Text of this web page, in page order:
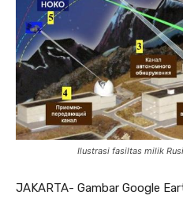
Ilustrasi fasiltas milik
JAKARTA- Gambar Google